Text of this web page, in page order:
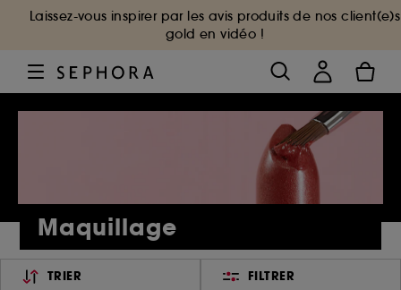
Laissez-vous inspirer par les avis produits de nos client(e)s
gold en vidéo !
Maquillage
TRIER FILTRER